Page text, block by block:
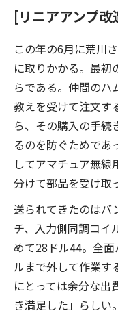
[リニアアンプ
この年の6月に荒川
に取りかかる。最
らである。仲間のハ
教えを受けて注文す
ら、その購入の手続
るのを防ぐためであ
してアマチュア無線
分けて部品を受け取
送られてきたのはバ
チ、入力側同調コイ
めて28ドル44。全
ルまで外して作業す
にとっては余分な出
き満足した」らしい。